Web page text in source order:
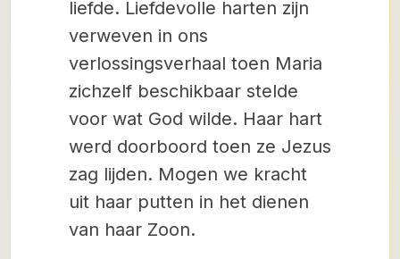
liefde. Liefdevolle harten zijn
verweven in ons
verlossingsverhaal toen Maria
zichzelf beschikbaar stelde
voor wat God wilde. Haar hart
werd doorboord toen ze Jezus
zag lijden. Mogen we kracht
uit haar putten in het dienen
van haar Zoon.